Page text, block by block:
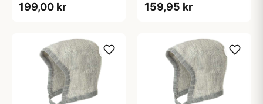
199,00 kr 159,95 kr